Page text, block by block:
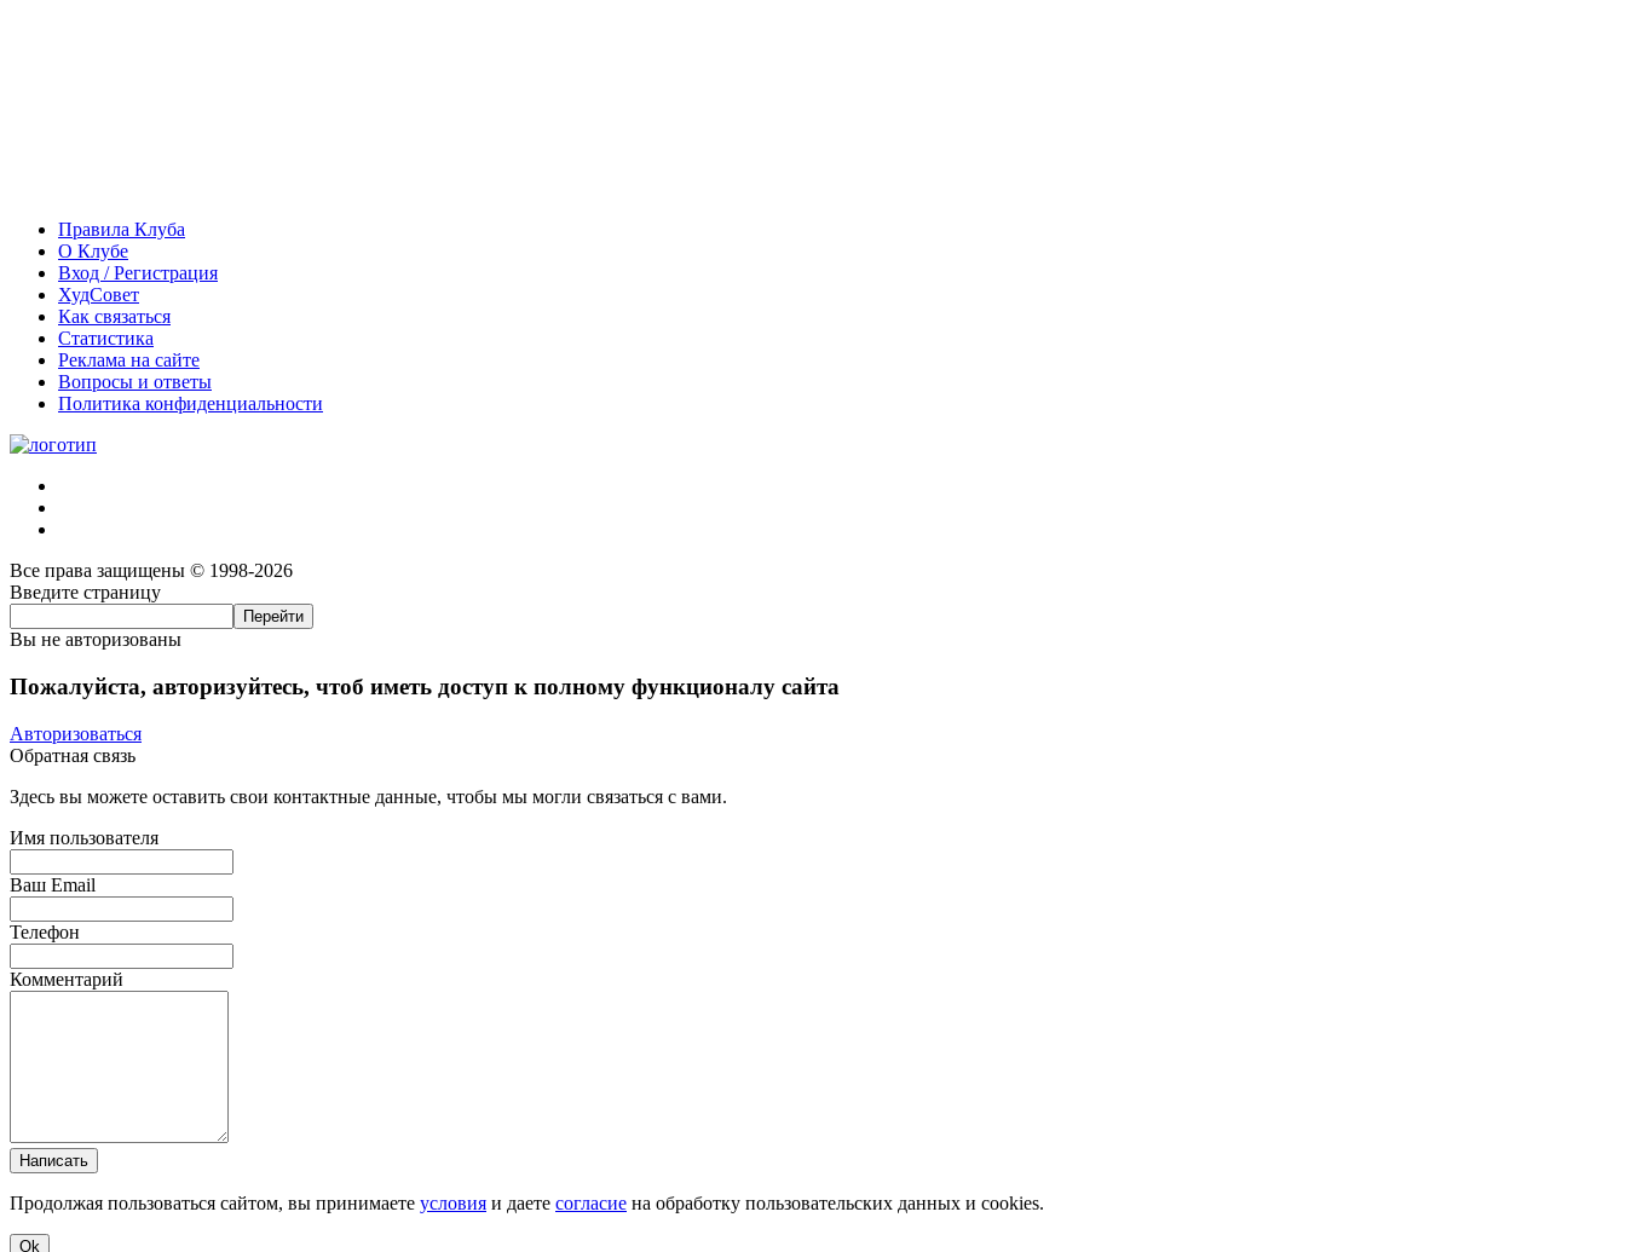
Правила Клуба
О Клубе
Вход / Регистрация
ХудСовет
Как связаться
Статистика
Реклама на сайте
Вопросы и ответы
Политика конфиденциальности
Все права защищены © 1998-2026
Введите страницу
Вы не авторизованы
Пожалуйста, авторизуйтесь, чтоб иметь доступ к полному функционалу сайта
Авторизоваться
Обратная связь
Здесь вы можете оставить свои контактные данные, чтобы мы могли связаться с вами.
Имя пользователя
Ваш Email
Телефон
Комментарий
Написать
Продолжая пользоваться сайтом, вы принимаете условия и даете согласие на обработку пользовательских данных и cookies.
Ok